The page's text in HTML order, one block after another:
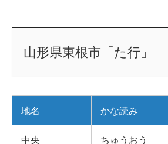
山形県東根市「た行」
地名 かな読み
中央 ちゅうおう